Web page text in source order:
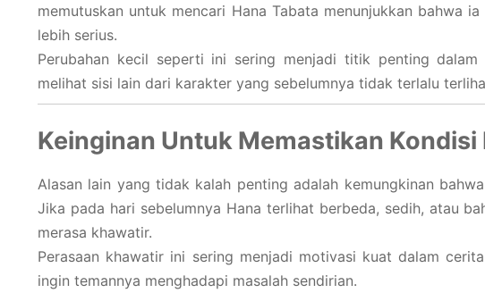
memutuskan untuk mencari Hana Tabata menunjukkan bahwa
lebih serius.
Perubahan kecil seperti ini sering menjadi titik penting dalam
melihat sisi lain dari karakter yang sebelumnya tidak terlalu
Keinginan Untuk Memastikan Kondisi
Alasan lain yang tidak kalah penting adalah kemungkinan
Jika pada hari sebelumnya Hana terlihat berbeda, sedih, atau
merasa khawatir.
Perasaan khawatir ini sering menjadi motivasi kuat dalam
ingin temannya menghadapi masalah sendirian.